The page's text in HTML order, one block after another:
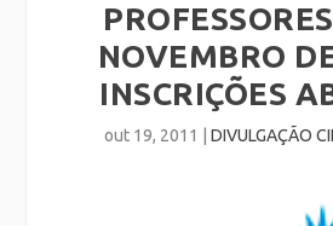
NOVEMBRO
INSCRIÇÕES
out 19, 2011 DIVULGAÇÃO